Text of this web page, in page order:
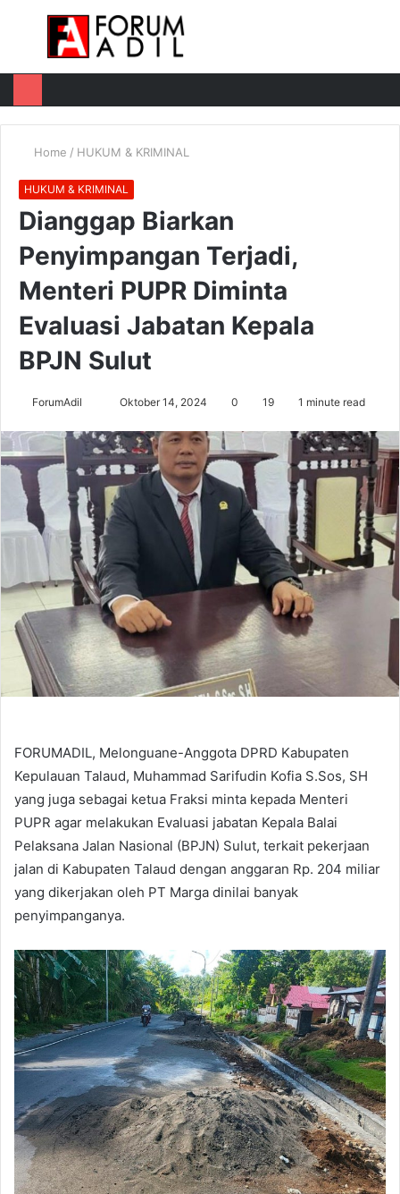
Menu
Home / HUKUM & KRIMINAL
HUKUM & KRIMINAL
Dianggap Biarkan
Penyimpangan Terjadi,
Menteri PUPR Diminta
Evaluasi Jabatan Kepala
BPJN Sulut
ForumAdil
Send
email
Oktober 14, 2024 0 19 1 minute read
FORUMADIL, Melonguane-Anggota DPRD Kabupaten
Kepulauan Talaud, Muhammad Sarifudin Kofia S.Sos, SH
yang juga sebagai ketua Fraksi minta kepada Menteri
PUPR agar melakukan Evaluasi jabatan Kepala Balai
Pelaksana Jalan Nasional (BPJN) Sulut, terkait pekerjaan
jalan di Kabupaten Talaud dengan anggaran Rp. 204 miliar
yang dikerjakan oleh PT Marga dinilai banyak
penyimpanganya.